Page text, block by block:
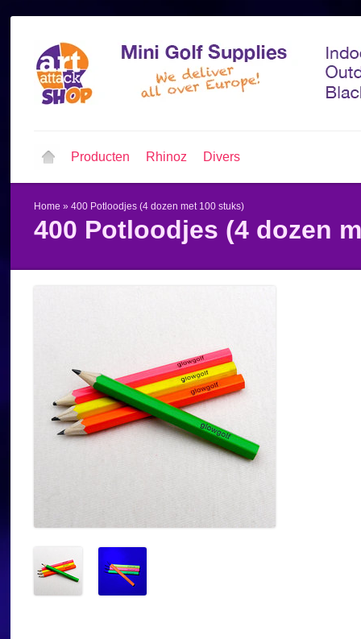
Producten Rhinoz Divers
Home » 400 Potloodjes (4 dozen met 100 stuks)
400 Potloodjes (4 dozen